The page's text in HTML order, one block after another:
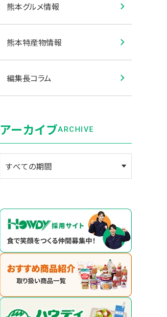
熊本グルメ情報
熊本特産物情報
編集長コラム
アーカイブARCHIVE